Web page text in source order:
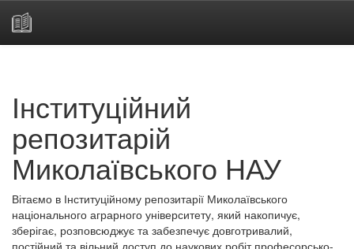
Інституційний
репозитарій
Миколаївського НАУ
Вітаємо в Інституційному репозитарії Миколаївського
національного аграрного університету, який накопичує,
зберігає, розповсюджує та забезпечує довготривалий,
постійний та вільний доступ до наукових робіт професорсько-